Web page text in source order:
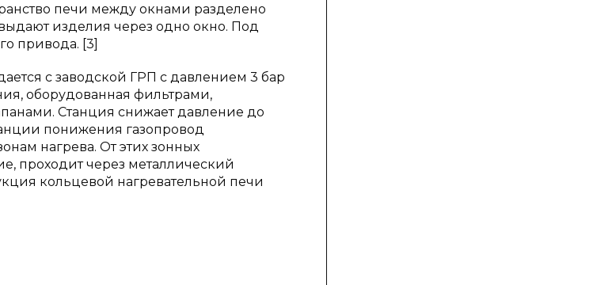
печи между окнами разделено
изделия через одно окно. Под
привода. [3]
с заводской ГРП с давлением 3 бар
оборудованная фильтрами,
Станция снижает давление до
понижения газопровод
нагрева. От этих зонных
проходит через металлический
кольцевой нагревательной печи